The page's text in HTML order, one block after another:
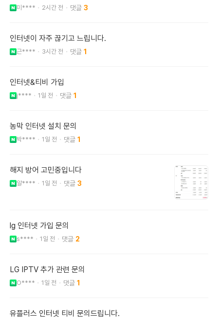
미**** 2시간 전 3
인터넷이 자주 끊기고 느립니다.
근**** 3시간 전 1
인터넷&티비 가입
j**** 1일 전 1
농막 인터넷 설치 문의
박**** 1일 전 1
해지 방어 고민중입니다
알**** 1일 전 3
lg 인터넷 가입 문의
s**** 1일 전 2
LG IPTV 추가 관련 문의
O**** 1일 전 1
유플러스 인터넷 티비 문의드립니다.